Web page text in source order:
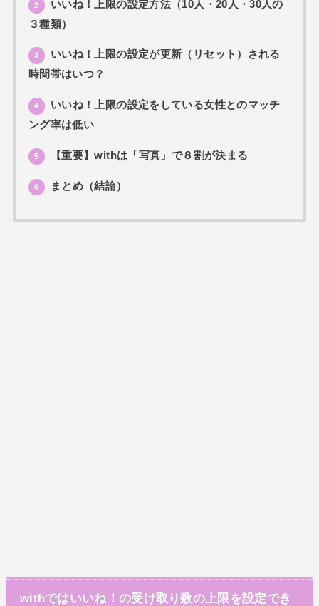
2
いいね！上限の設定方法（10人・20人・30人の
３種類）
3
いいね！上限の設定が更新（リセット）される
時間帯はいつ？
4
いいね！上限の設定をしている女性とのマッチ
ング率は低い
5 【重要】withは「写真」で８割が決まる
6 まとめ（結論）
withではいいね！の受け取り数の上限を設定でき